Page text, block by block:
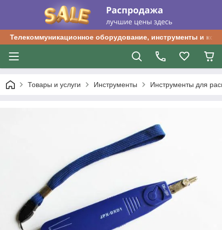
Телекоммуникационное оборудование, инструменты и
Товары и услуги Инструменты Инструменты для